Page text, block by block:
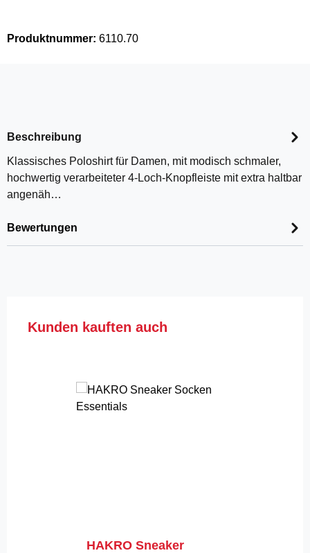
Produktnummer: 6110.70
Beschreibung
Klassisches Poloshirt für Damen, mit modisch schmaler,
hochwertig verarbeiteter 4-Loch-Knopfleiste mit extra haltbar
angenäh…
Bewertungen
Produktgalerie überspringen
Kunden kauften auch
HAKRO Sneaker